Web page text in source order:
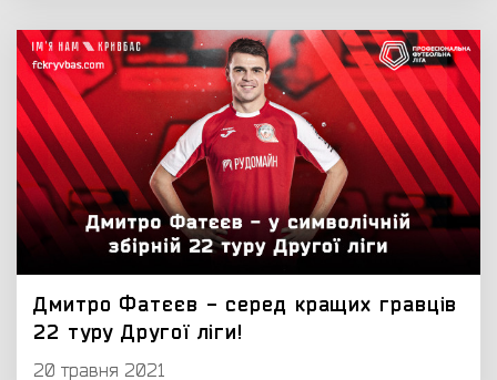
Дмитро Фатєєв - серед кращих гравців
22 туру Другої ліги!
20 травня 2021